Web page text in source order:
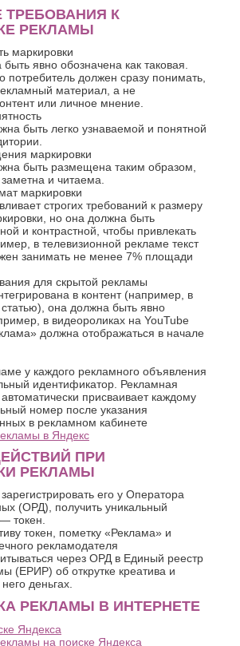
К
РЕКЛАМЫ
маркировки
явно обозначена как таковая.
потребитель должен сразу понимать,
материал, а не
или личное мнение.
быть легко узнаваемой и понятной
маркировки
быть размещена таким образом,
и читаема.
маркировки
строгих требований к размеру
но она должна быть
и контрастной, чтобы привлекать
в телевизионной рекламе текст
занимать не менее 7% площади
для скрытой рекламы
в контент (например, в
она должна быть явно
в видеороликах на YouTube
должна отображаться в начале
у каждого рекламного объявления
идентификатор. Рекламная
присваивает каждому
номер после указания
в рекламном кабинете
ПРИ
РЕКЛАМЫ
его у Оператора
(ОРД), получить уникальный
токен.
токен, пометку «Реклама» и
рекламодателя
через ОРД в Единый реестр
(ЕРИР) об открутке креатива и
деньгах.
РЕКЛАМЫ В ИНТЕРНЕТЕ
Яндекса